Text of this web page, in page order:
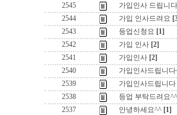
2545
가입인사 드립니다
2544
가입 인사드려요
2543
등업신청요 [1]
2542
가입 인사 [2]
2541
가입인사 [2]
2540
가입인사드립니
2539
가입인사드립니다
2538
등업 부탁드려요^^
2537
안녕하세요^^ [1]